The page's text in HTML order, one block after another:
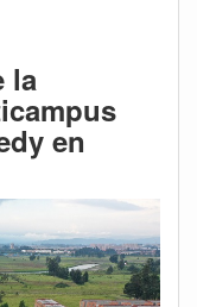
la
en